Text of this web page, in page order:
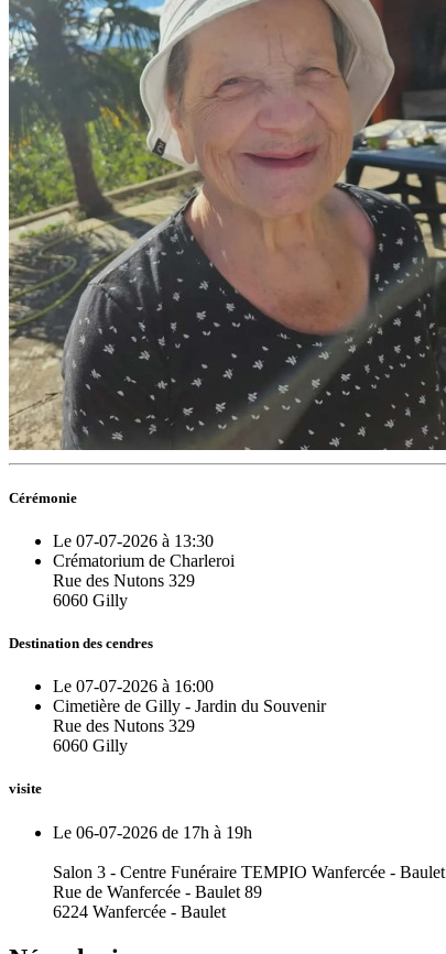
Cérémonie
Le 07-07-2026 à 13:30
Crématorium de Charleroi
Rue des Nutons 329
6060 Gilly
Destination des cendres
Le 07-07-2026 à 16:00
Cimetière de Gilly - Jardin du Souvenir
Rue des Nutons 329
6060 Gilly
visite
Le 06-07-2026 de 17h à 19h
Salon 3 - Centre Funéraire TEMPIO Wanfercée - Baulet
Rue de Wanfercée - Baulet 89
6224 Wanfercée - Baulet